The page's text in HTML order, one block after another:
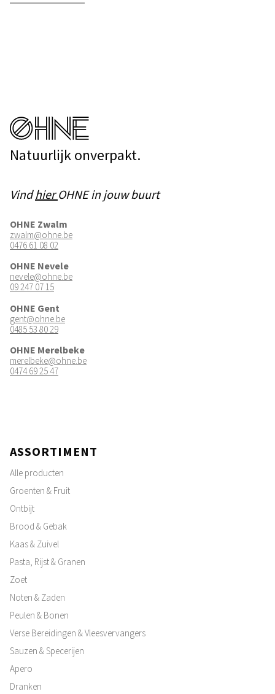
Natuurlijk onverpakt.
VindhierOHNE in jouw buurt
OHNE Zwalm
zwalm@ohne.be
0476 61 08 02
OHNE Nevele
nevele@ohne.be
09 247 07 15
OHNE Gent
gent@ohne.be
0485 53 80 29
OHNE Merelbeke
merelbeke@ohne.be
0474 69 25 47
ASSORTIMENT
Alle producten
Groenten & Fruit
Ontbijt
Brood & Gebak
Kaas & Zuivel
Pasta, Rijst & Granen
Zoet
Noten & Zaden
Peulen & Bonen
Verse Bereidingen & Vleesvervangers
Sauzen & Specerijen
Apero
Dranken